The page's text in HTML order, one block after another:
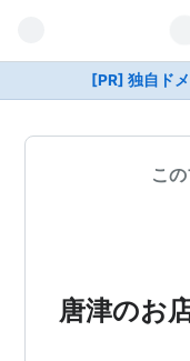
[PR] 独自ド
こ
唐津のお